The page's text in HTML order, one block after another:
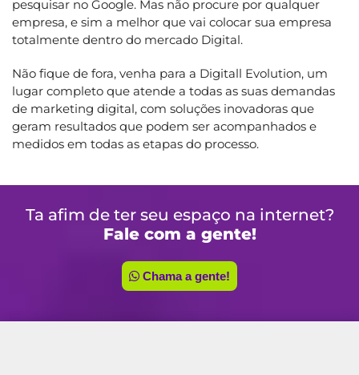
pesquisar no Google. Mas não procure por qualquer
empresa, e sim a melhor que vai colocar sua empresa
totalmente dentro do mercado Digital.
Não fique de fora, venha para a Digitall Evolution, um
lugar completo que atende a todas as suas demandas
de marketing digital, com soluções inovadoras que
geram resultados que podem ser acompanhados e
medidos em todas as etapas do processo.
Ta afim de ter seu espaço na internet?
Fale com a gente!
Chama a gente!